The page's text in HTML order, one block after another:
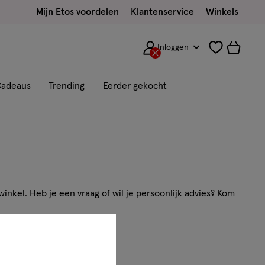
Mijn Etos voordelen Klantenservice Winkels
Inloggen
Trending Eerder gekocht
Heb je een vraag of wil je persoonlijk advies? Kom